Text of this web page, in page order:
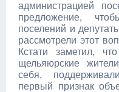
администрацией
предложение,
поселений и
рассмотрели этот
Кстати заметил,
щельяюрские
себя,
первый признак